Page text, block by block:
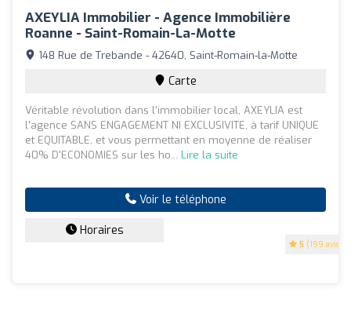
AXEYLIA Immobilier - Agence Immobilière
Roanne - Saint-Romain-La-Motte
5 (199 avis)
148 Rue de Trebande - 42640, Saint-Romain-la-Motte
Carte
Véritable révolution dans l'immobilier local, AXEYLIA est
l'agence SANS ENGAGEMENT NI EXCLUSIVITE, à tarif UNIQUE
et EQUITABLE, et vous permettant en moyenne de réaliser
40% D'ECONOMIES sur les ho... Lire la suite
Voir le téléphone
Horaires